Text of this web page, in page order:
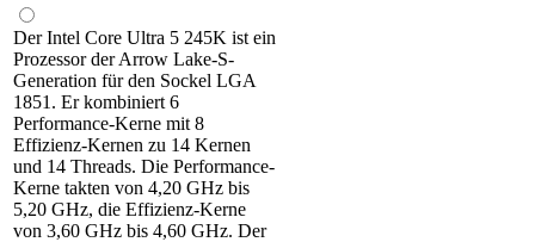
Der Intel Core Ultra 5 245K ist ein
Prozessor der Arrow Lake-S-
Generation für den Sockel LGA
1851. Er kombiniert 6
Performance-Kerne mit 8
Effizienz-Kernen zu 14 Kernen
und 14 Threads. Die Performance-
Kerne takten von 4,20 GHz bis
5,20 GHz, die Effizienz-Kerne
von 3,60 GHz bis 4,60 GHz. Der